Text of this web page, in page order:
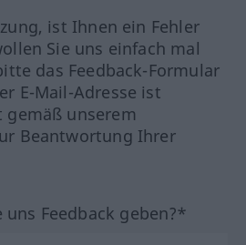
ist Ihnen ein Fehler
Sie uns einfach mal
das Feedback-Formular
E-Mail-Adresse ist
unserem
Beantwortung Ihrer
Feedback geben?*